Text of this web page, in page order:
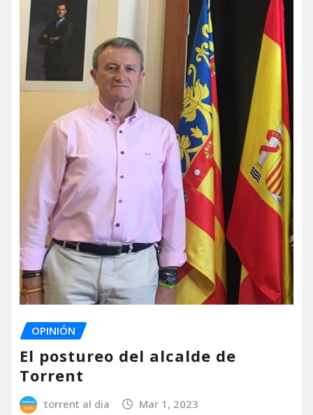
OPINIÓN
El postureo del alcalde de
Torrent
torrent al dia Mar 1, 2023